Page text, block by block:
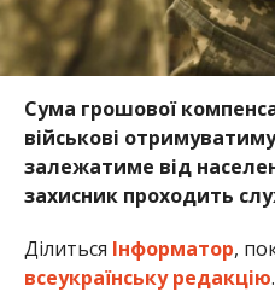
Сума грошової
військові
залежатиме від
захисник проходить
Ділиться Інформатор,
всеукраїнську редакцію.